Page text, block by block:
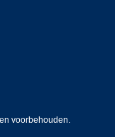
voorbehouden.